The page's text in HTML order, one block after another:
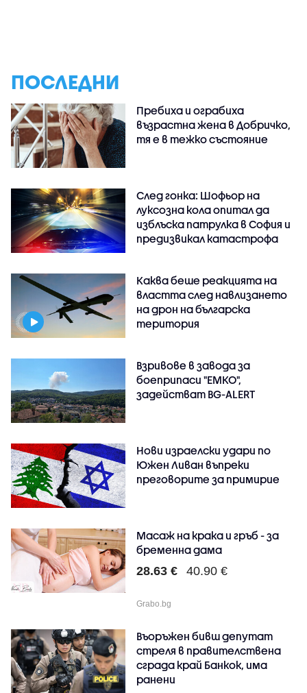
ПОСЛЕДНИ
Пребиха и ограбиха
възрастна жена в Добричко,
тя е в тежко състояние
След гонка: Шофьор на
луксозна кола опитал да
изблъска патрулка в София и
предизвикал катастрофа
Каква беше реакцията на
властта след навлизането
на дрон на българска
територия
Взривове в завода за
боеприпаси "ЕМКО",
задействат BG-ALERT
Нови израелски удари по
Южен Ливан въпреки
преговорите за примирие
Масаж на крака и гръб - за
бременна дама
28.63 € 40.90 €
Grabo.bg
Въоръжен бивш депутат
стреля в правителствена
сграда край Банкок, има
ранени